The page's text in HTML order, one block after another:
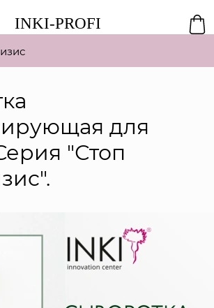
INKI-PROFI
для
"Стоп